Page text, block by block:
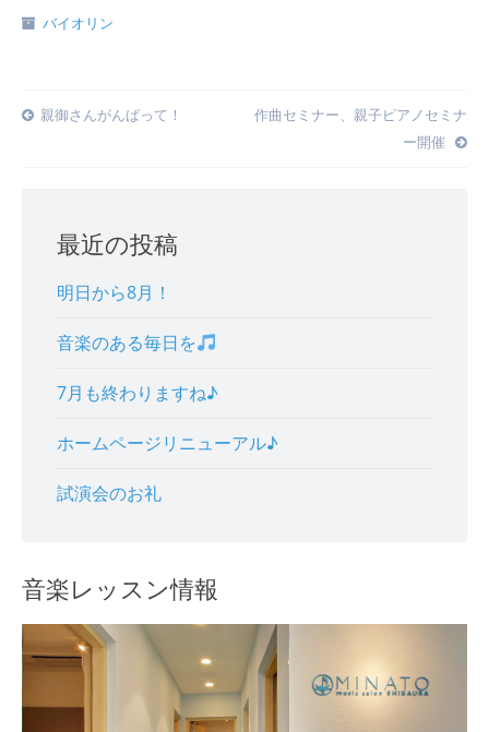
バイオリン
Post
親御さんがんばって！
作曲セミナー、親子ピアノセミナ
ー開催
最近の投稿
明日から8月！
音楽のある毎日を
7月も終わりますね♪
ホームページリニューアル♪
試演会のお礼
音楽レッスン情報